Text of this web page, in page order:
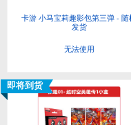
卡游 小马宝莉趣影包第三弹 - 随
发货
无法使用
即将到货